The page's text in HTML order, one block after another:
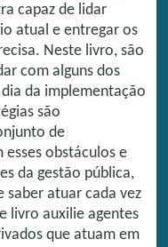
capaz de lidar
atual e entregar os
Neste livro, são
com alguns dos
da implementação
são
de
obstáculos e
da gestão pública,
saber atuar cada vez
livro auxilie agentes
que atuam em